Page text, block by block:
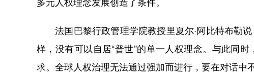
多元人权理念发展创造了条件。
法国巴黎行政管理学院教授里夏尔·阿比特布勒说
样，没有可以自居“普世”的单一人权理念。与此同
求。全球人权治理无法通过强加而进行，要在对话中